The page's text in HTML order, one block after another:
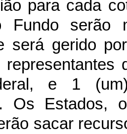
para cada
Fundo serão
será gerido
e 1
Os Estados,
sacar